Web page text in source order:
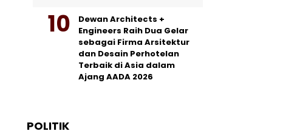
Dewan Architects +
Engineers Raih Dua Gelar
sebagai Firma Arsitektur
dan Desain Perhotelan
Terbaik di Asia dalam
Ajang AADA 2026
POLITIK